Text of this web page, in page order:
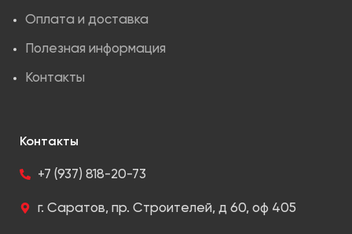
Оплата и доставка
Полезная информация
Контакты
Контакты
+7 (937) 818-20-73
г. Саратов, пр. Строителей, д 60, оф 405